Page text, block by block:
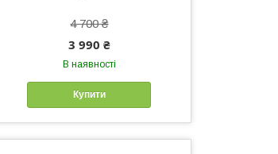
4 700 ₴
3 990 ₴
В наявності
Купити